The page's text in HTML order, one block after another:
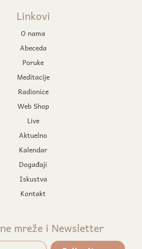
Linkovi
O nama
Abeceda
Poruke
Meditacije
Radionice
Web Shop
Live
Aktuelno
Kalendar
Događaji
Iskustva
Kontakt
mreže i Newsletter